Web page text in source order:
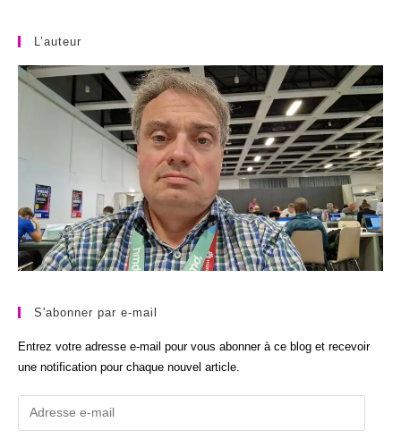
L’auteur
S'abonner par e-mail
Entrez votre adresse e-mail pour vous abonner à ce blog et recevoir
une notification pour chaque nouvel article.
Adresse
e-